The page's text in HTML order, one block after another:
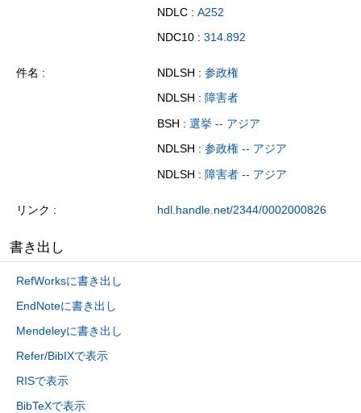
NDLC : A252
NDC10 : 314.892
件名 NDLSH : 参政権
NDLSH : 障害者
BSH : 選挙 -- アジア
NDLSH : 参政権 -- アジア
NDLSH : 障害者 -- アジア
リンク hdl.handle.net/2344/0002000826
書き出し
RefWorksに書き出し
EndNoteに書き出し
Mendeleyに書き出し
Refer/BibIXで表示
RISで表示
BibTeXで表示